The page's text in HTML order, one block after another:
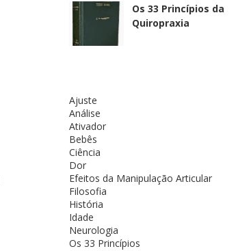
Os 33 Princípios da
Quiropraxia
Ajuste
Análise
Ativador
Bebês
Ciência
Dor
Efeitos da Manipulação Articular
Filosofia
História
Idade
Neurologia
Os 33 Princípios